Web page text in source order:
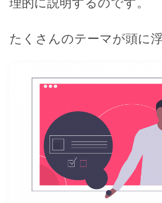
理的に説明するのです。
たくさんのテーマが頭に